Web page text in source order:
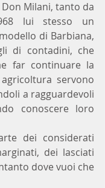
Milani, tanto da
lui stesso un
di Barbiana,
di contadini, che
far continuare la
servono
a ragguardevoli
conoscere loro
dei considerati
dei lasciati
dove vuoi che